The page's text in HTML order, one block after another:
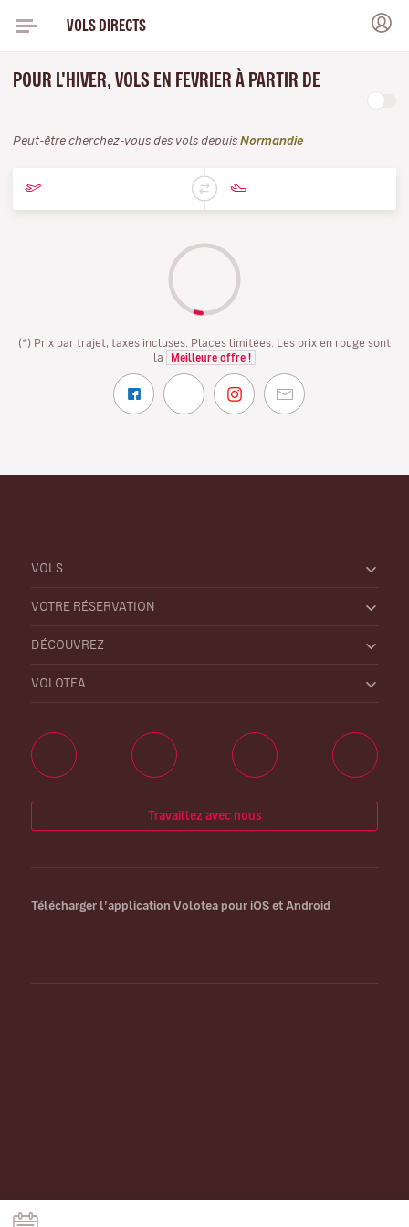
VOLS DIRECTS
POUR L'HIVER, VOLS EN FEVRIER À PARTIR DE
Peut-être cherchez-vous des vols depuis Normandie
(*) Prix par trajet, taxes incluses. Places limitées. Les prix en rouge sont
la
Meilleure offre !
VOLS
VOTRE RÉSERVATION
DÉCOUVREZ
VOLOTEA
Travaillez avec nous
Télécharger l’application Volotea pour iOS et Android